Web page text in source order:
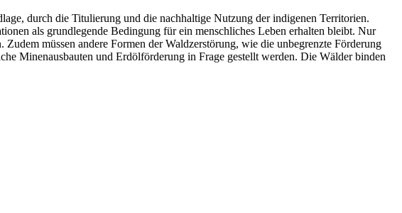
durch die Titulierung und die nachhaltige Nutzung der indigenen Territorien.
als grundlegende Bedingung für ein menschliches Leben erhalten bleibt. Nur
müssen andere Formen der Waldzerstörung, wie die unbegrenzte Förderung
Minenausbauten und Erdölförderung in Frage gestellt werden. Die Wälder binden